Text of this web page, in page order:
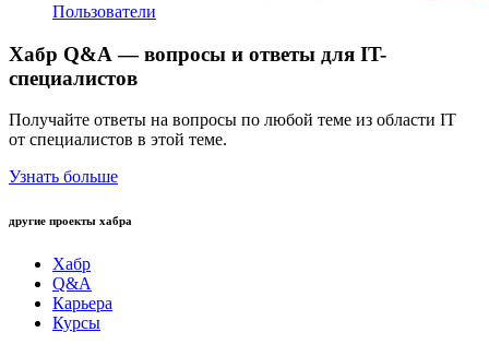
Пользователи
Хабр Q&A — вопросы и ответы для IT-
специалистов
Получайте ответы на вопросы по любой теме из области IT
от специалистов в этой теме.
Узнать больше
другие проекты хабра
Хабр
Q&A
Карьера
Курсы